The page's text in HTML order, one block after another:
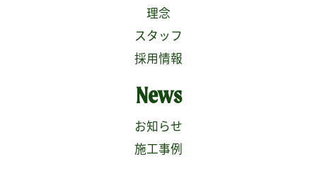
理念
スタッフ
採用情報
News
お知らせ
施工事例